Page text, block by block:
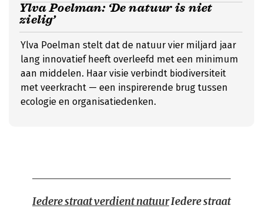
Ylva Poelman: ‘De natuur is niet
zielig’
Ylva Poelman stelt dat de natuur vier miljard jaar
lang innovatief heeft overleefd met een minimum
aan middelen. Haar visie verbindt biodiversiteit
met veerkracht — een inspirerende brug tussen
ecologie en organisatiedenken.
Iedere straat verdient natuurIedere straat